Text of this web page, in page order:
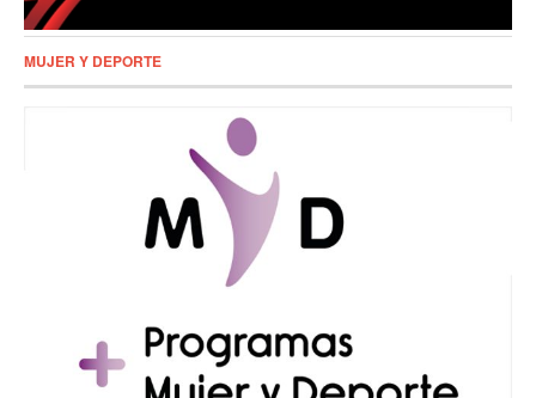
MUJER Y DEPORTE